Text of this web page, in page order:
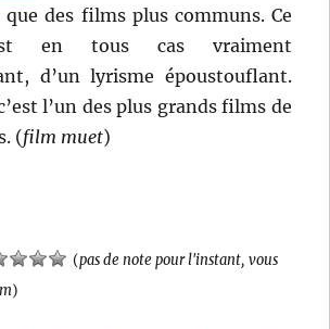
des films plus communs. Ce
en tous cas vraiment
d’un lyrisme époustouflant.
l’un des plus grands films de
(film muet)
(pas de note pour l'instant, vous
)